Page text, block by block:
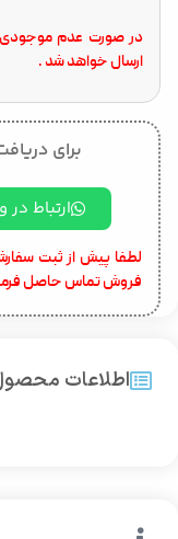
در صورت عدم موجودی
ارسال خواهد شد .
برای
ارتباط
لطفا پیش از ثبت
فروش تماس حاصل
اطلاعات